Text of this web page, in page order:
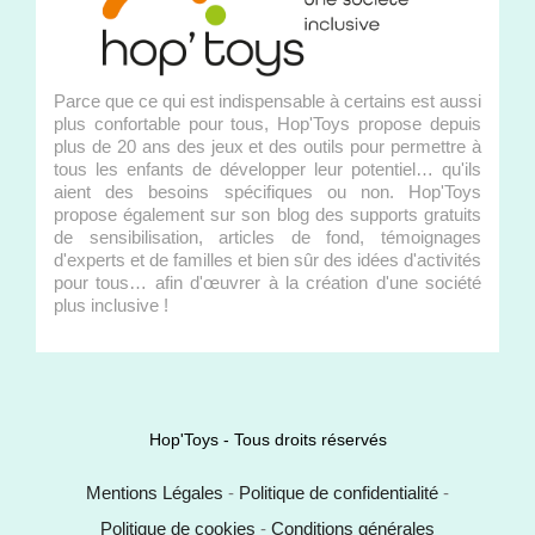
Parce que ce qui est indispensable à certains est aussi
plus confortable pour tous, Hop'Toys propose depuis
plus de 20 ans des jeux et des outils pour permettre à
tous les enfants de développer leur potentiel… qu'ils
aient des besoins spécifiques ou non. Hop'Toys
propose également sur son blog des supports gratuits
de sensibilisation, articles de fond, témoignages
d'experts et de familles et bien sûr des idées d'activités
pour tous… afin d'œuvrer à la création d'une société
plus inclusive !
Hop'Toys - Tous droits réservés
Mentions Légales - Politique de confidentialité -
Politique de cookies - Conditions générales